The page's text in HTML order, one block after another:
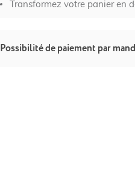
Transformez votre panier en
Possibilité de paiement par